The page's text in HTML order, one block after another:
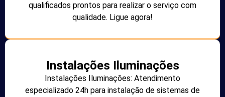
qualificados prontos para realizar o serviço com
qualidade. Ligue agora!
Instalações Iluminações
Instalações Iluminações: Atendimento
especializado 24h para instalação de sistemas de